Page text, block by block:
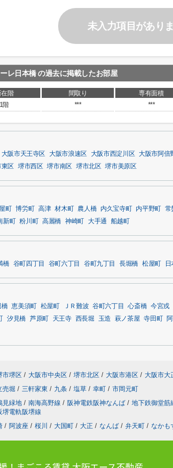
未入力項目があり
レ日本橋の過去に掲載したお部屋
在階 間取り 専有面積
1階
*** ***
大阪市天王寺区 大阪市浪速区 大阪市西淀川区 大阪市阿倍
区 堺市西区 堺市南区 堺市北区 堺市美原区
町 博労町 高津 材木町 農人橋 内久宝寺町 内平野町 常
新町 粉川町 高麗橋 神崎町 大手通 船越町
橋 谷町四丁目 谷町六丁目 谷町九丁目 長堀橋 松屋町
橋 恵美須町 松屋町 ＪＲ難波 谷町六丁目 心斎橋 今宮戎
汐見橋 芦原町 天王寺 西長堀 玉造 萩ノ茶屋 寺田町
市堺区 / 大阪市中央区 / 堺市北区 / 大阪市港区 / 大阪市大
売堀 / 三軒家東 / 九条 / 塩草 / 幸町 / 市岡元町
見緑地 / 南海高野線 / 阪神電鉄阪神なんば / 地下鉄御堂筋
堺電軌阪堺線
/ 阿波座 / 桜川 / 大国町 / 大正 / なんば / 弁天町 / なかも